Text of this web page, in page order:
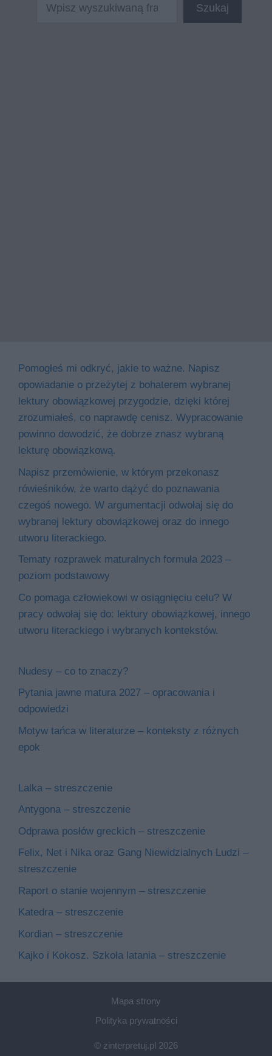
Szukaj
Pomogłeś mi odkryć, jakie to ważne. Napisz
opowiadanie o przeżytej z bohaterem wybranej
lektury obowiązkowej przygodzie, dzięki której
zrozumiałeś, co naprawdę cenisz. Wypracowanie
powinno dowodzić, że dobrze znasz wybraną
lekturę obowiązkową.
Napisz przemówienie, w którym przekonasz
rówieśników, że warto dążyć do poznawania
czegoś nowego. W argumentacji odwołaj się do
wybranej lektury obowiązkowej oraz do innego
utworu literackiego.
Tematy rozprawek maturalnych formuła 2023 –
poziom podstawowy
Co pomaga człowiekowi w osiągnięciu celu? W
pracy odwołaj się do: lektury obowiązkowej, innego
utworu literackiego i wybranych kontekstów.
Nudesy – co to znaczy?
Pytania jawne matura 2027 – opracowania i
odpowiedzi
Motyw tańca w literaturze – konteksty z różnych
epok
Lalka – streszczenie
Antygona – streszczenie
Odprawa posłów greckich – streszczenie
Felix, Net i Nika oraz Gang Niewidzialnych Ludzi –
streszczenie
Raport o stanie wojennym – streszczenie
Katedra – streszczenie
Kordian – streszczenie
Kajko i Kokosz. Szkoła latania – streszczenie
Mapa strony
Polityka prywatności
© zinterpretuj.pl 2026